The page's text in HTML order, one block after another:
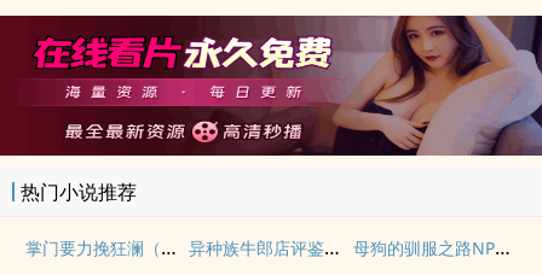
热门小说推荐
掌门要力挽狂澜（重生NPH) 异种族牛郎店评鉴指南
母狗的驯服之路NP（强制爱）